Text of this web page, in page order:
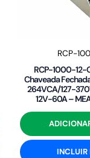
RCP-
RCP-1000-12-
Chaveada
264VCA/127-
12V-60A –
INCLUIR